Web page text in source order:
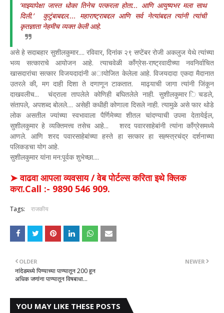
‘माझ्यापेक्षा जास्त धोका तिनेच पत्करला होता... आणि आयुष्यभर मला साथ
दिली.’ कुटुंबाबद्दल.... महाराष्ट्राबद्दल आणि सर्व नेत्यांबद्दल त्यांनी त्यांची
कृतज्ञाता नेहमीच व्यक्त केली आहे.
असे हे सदाबहार सुशीलकुमार.... रविवार, दिनांक २९ सप्टेंबर रोजी अकलुज येथे त्यांच्या
भव्य सत्काराचे आयोजन आहे. त्याचवेळी काँग्रेस-राष्ट्रवादीच्या नवनिर्वाचित
खासदारांचा सत्कार विजयदादांनी अायोजित केलेला आहे. विजयदादा एकदा मैदानात
उतरले की, मग दाही दिशा ते दणाणून टाकतात. माढ्याची जागा त्यांनी जिंकून
दाखवलीच... चंद्राला तापलेले कोणिही बघितलेले नाही. सुशीलकुमार िचडले,
संतापले, अपशब्द बोलले.... असेही कधीही कोणाला दिसले नाही. त्यामुळे असे फार थोडे
लोक असतील ज्यांच्या स्वभावाला पैर्णिमेच्या शीतल चांदण्याची उपमा देतायेईल,
सुशीलकुमार हे व्यक्तिमत्त्व तसेच आहे... शरद पवारसाहेबांनी त्यांना काँग्रेसमध्ये
आणले. आणि शरद पवारसाहेबांच्या हस्ते हा सत्कार हा सह्स्त्रचंद्र दर्शनाच्या
पलिकडचा योग आहे.
सुशीलकुमार यांना मन:पूर्वक शुभेच्छा....
➤ वाढवा आपला व्यवसाय / वेब पोर्टल्स करिता इथे क्लिक
करा.Call :- 9890 546 909.
Tags: राजकीय
NEWER
OLDER
नांदेडमध्ये पिण्याच्या पाण्यातून 200 हून
अधिक जणांना पाण्यातून विषबाधा...
YOU MAY LIKE THESE POSTS